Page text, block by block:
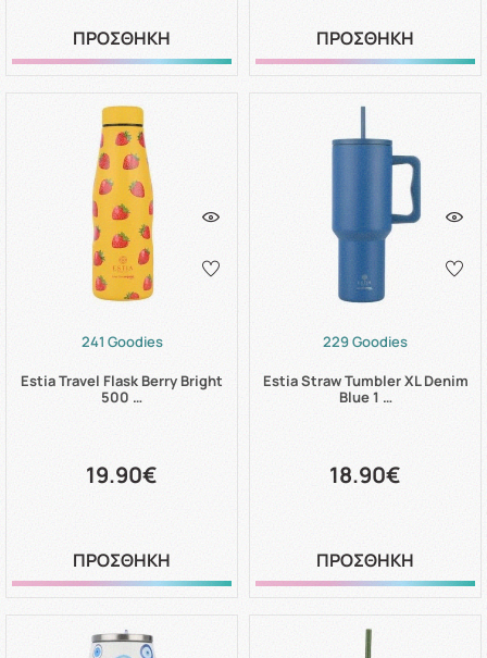
ΠΡΟΣΘΗΚΗ ΠΡΟΣΘΗΚΗ
241 Goodies
Estia Travel Flask Berry Bright
500 …
19.90€
ΠΡΟΣΘΗΚΗ
229 Goodies
Estia Straw Tumbler XL Denim
Blue 1 …
18.90€
ΠΡΟΣΘΗΚΗ